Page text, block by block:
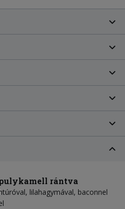
rántva
lilahagymával, baconnel